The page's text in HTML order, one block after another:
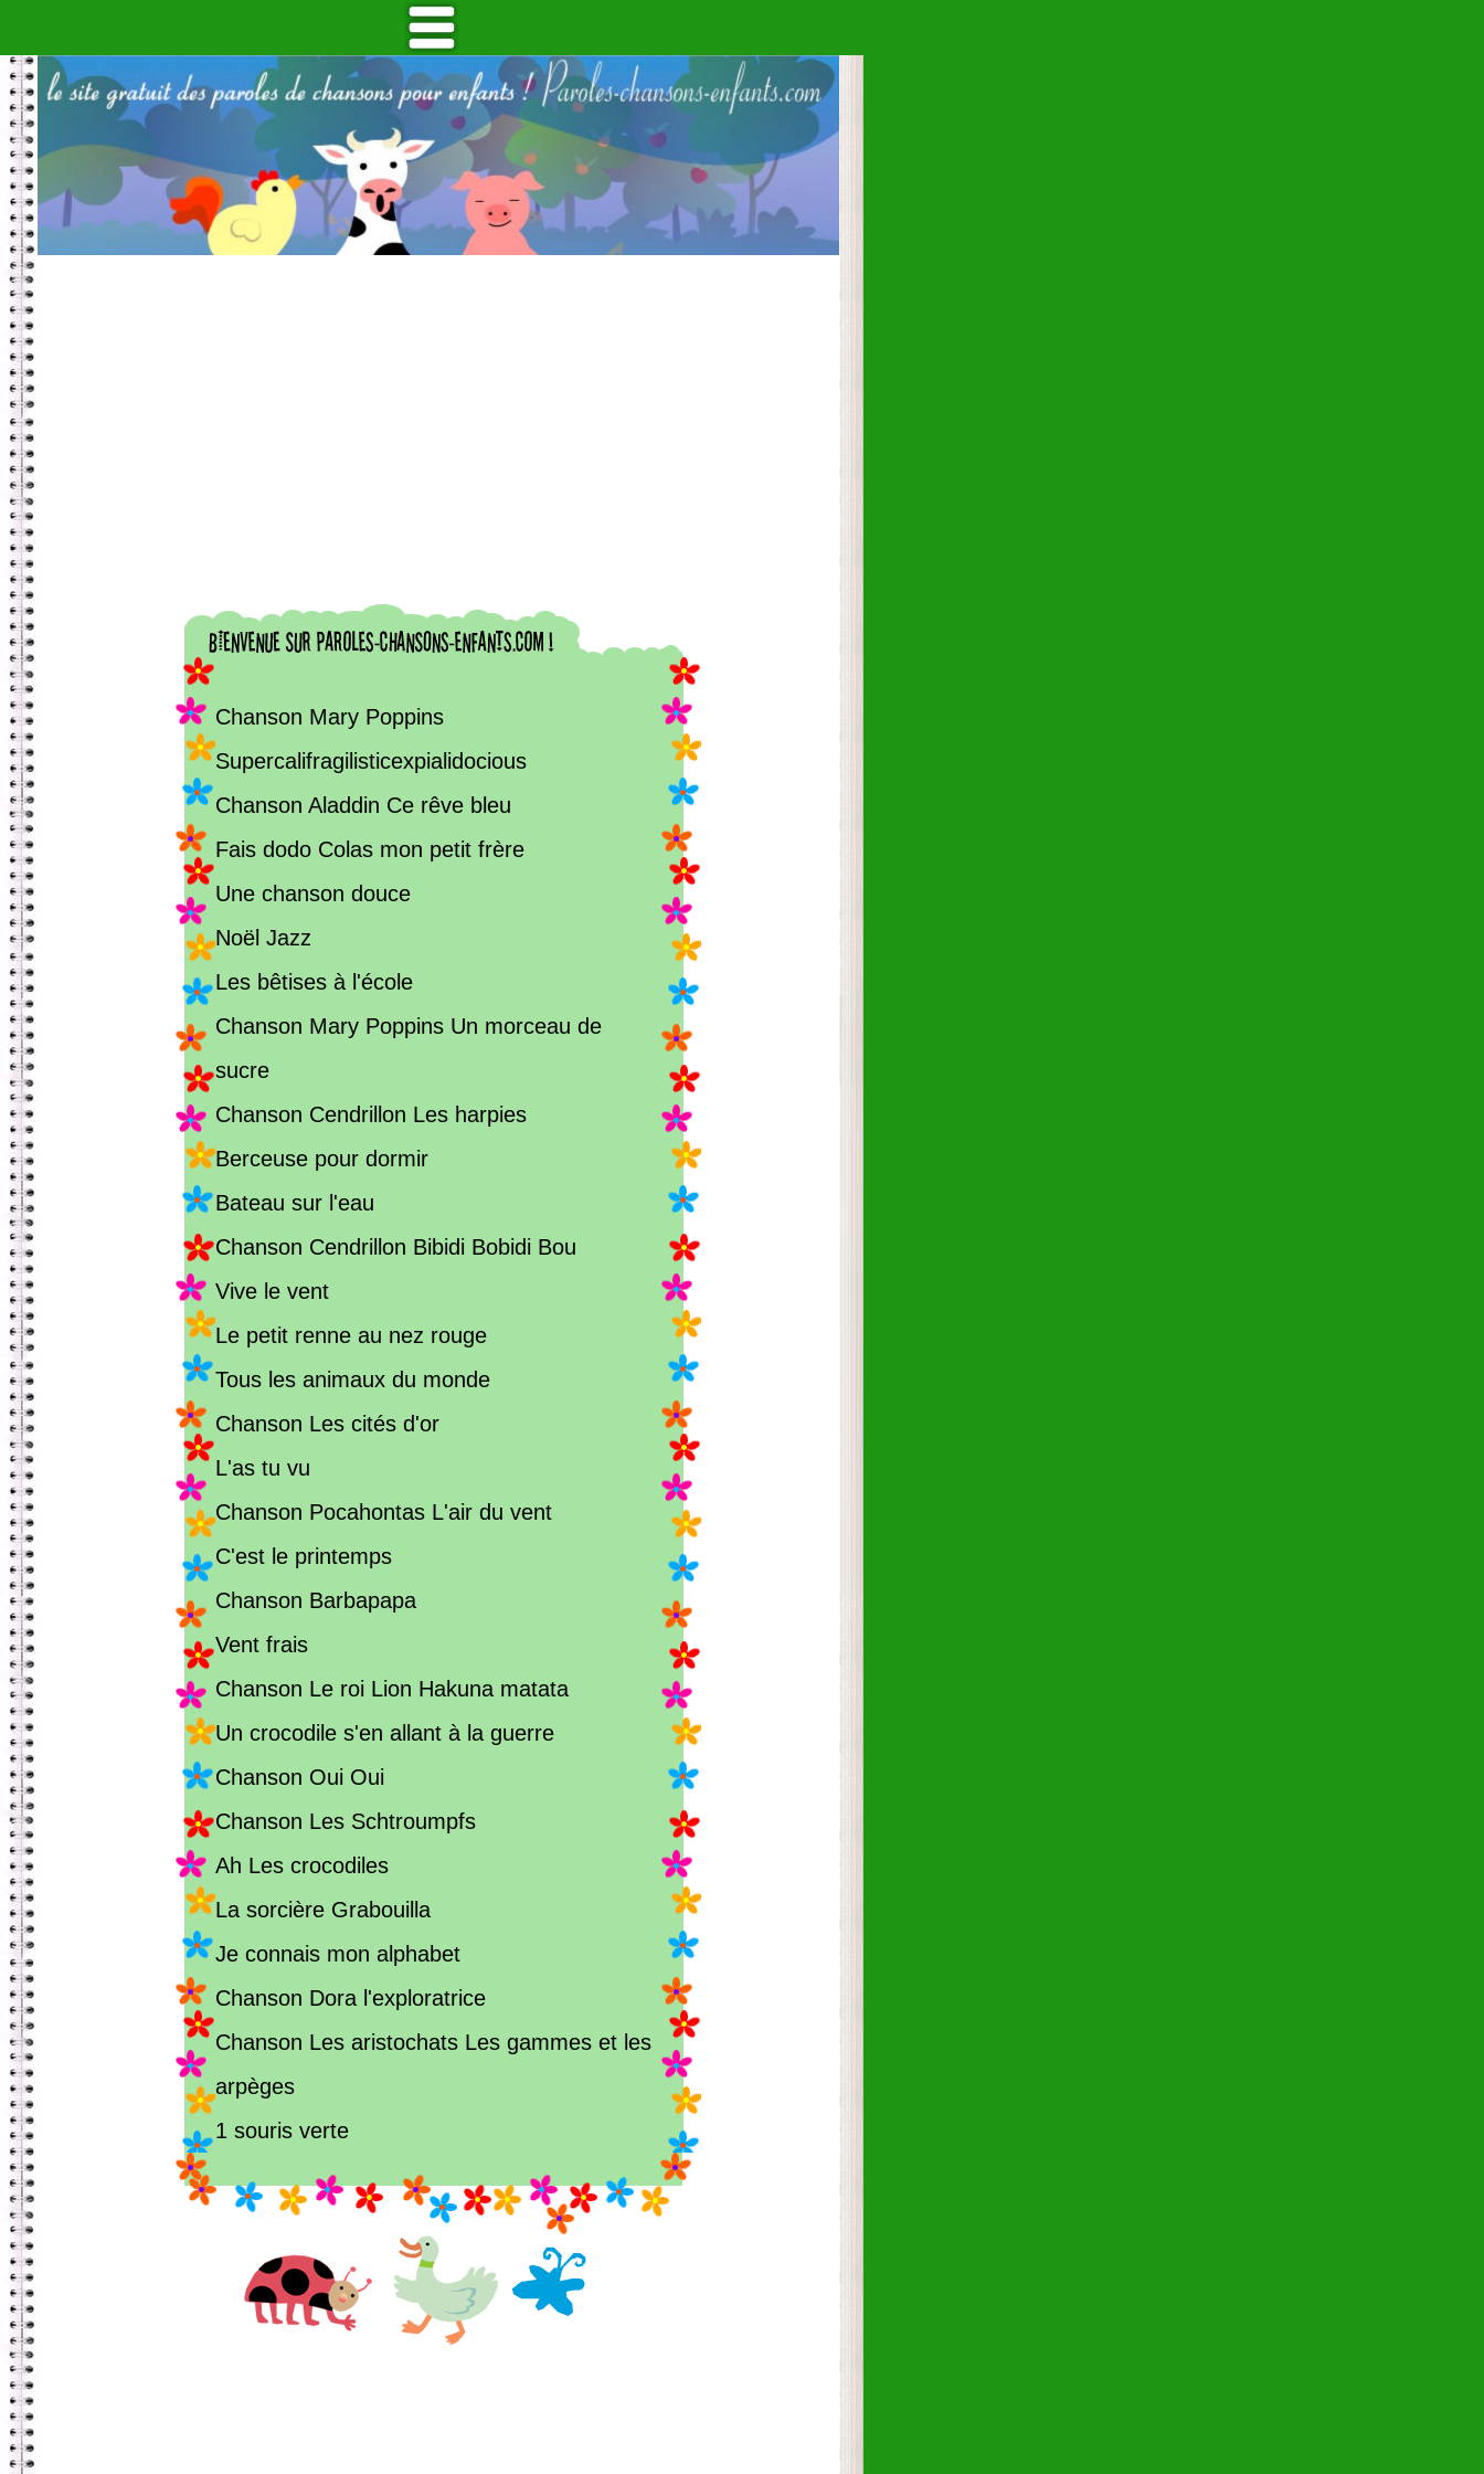
Chanson Mary Poppins
Supercalifragilisticexpialidocious
Chanson Aladdin Ce rêve bleu
Fais dodo Colas mon petit frère
Une chanson douce
Noël Jazz
Les bêtises à l'école
Chanson Mary Poppins Un morceau de
sucre
Chanson Cendrillon Les harpies
Berceuse pour dormir
Bateau sur l'eau
Chanson Cendrillon Bibidi Bobidi Bou
Vive le vent
Le petit renne au nez rouge
Tous les animaux du monde
Chanson Les cités d'or
L'as tu vu
Chanson Pocahontas L'air du vent
C'est le printemps
Chanson Barbapapa
Vent frais
Chanson Le roi Lion Hakuna matata
Un crocodile s'en allant à la guerre
Chanson Oui Oui
Chanson Les Schtroumpfs
Ah Les crocodiles
La sorcière Grabouilla
Je connais mon alphabet
Chanson Dora l'exploratrice
Chanson Les aristochats Les gammes et les
arpèges
1 souris verte